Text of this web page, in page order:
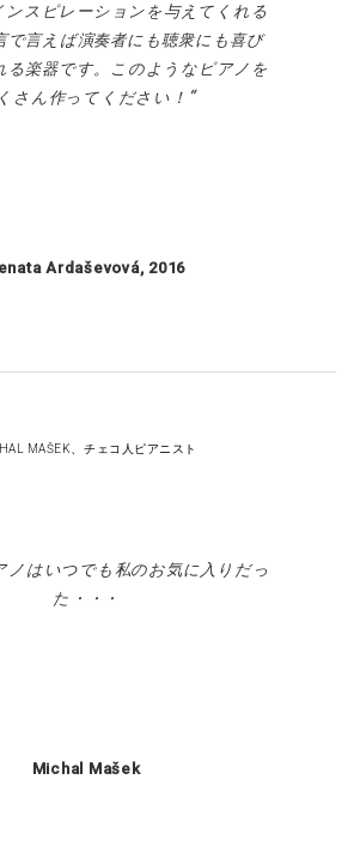
ンスピレーションを与えてくれる
で言えば演奏者にも聴衆にも喜び
る楽器です。このようなピアノを
さん作ってください！
Ardaševová, 2016
MAŠEK、チェコ人ピアニスト
ノはいつでも私のお気に入りだっ
た・・・
Michal Mašek